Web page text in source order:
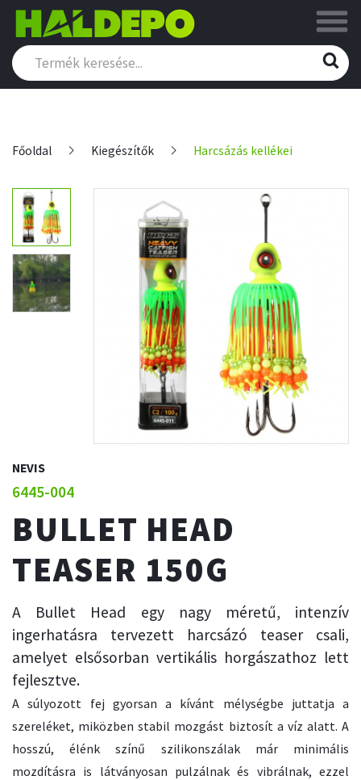
Főoldal Kiegészítők Harcsázás kellékei
NEVIS
6445-004
BULLET HEAD
TEASER 150G
A Bullet Head egy nagy méretű, intenzív
ingerhatásra tervezett harcsázó teaser csali,
amelyet elsősorban vertikális horgászathoz lett
fejlesztve.
A súlyozott fej gyorsan a kívánt mélységbe juttatja a
szereléket, miközben stabil mozgást biztosít a víz alatt. A
hosszú, élénk színű szilikonszálak már minimális
mozdításra is látványosan pulzálnak és vibrálnak, ezzel